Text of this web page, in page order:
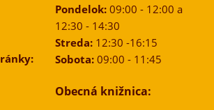
Pondelok:09:00 - 12:00 a
12:30 - 14:30
Streda:12:30 -16:15
Sobota:09:00 - 11:45
Obecná knižnica: